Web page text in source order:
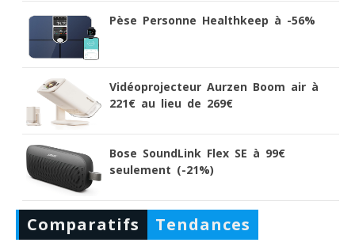
Pèse Personne Healthkeep à -56%
Vidéoprojecteur Aurzen Boom air à
221€ au lieu de 269€
Bose SoundLink Flex SE à 99€
seulement (-21%)
Comparatifs Tendances